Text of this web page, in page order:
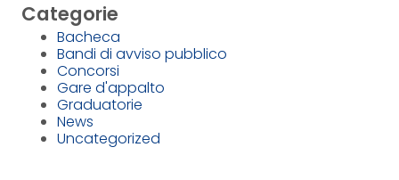
Categorie
Bacheca
Bandi di avviso pubblico
Concorsi
Gare d'appalto
Graduatorie
News
Uncategorized